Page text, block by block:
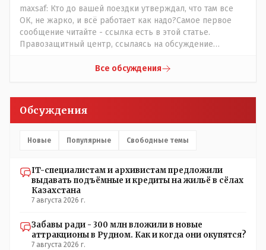
maxsaf: Кто до вашей поездки утверждал, что там все
ОК, не жарко, и всё работает как надо?Самое первое
сообщение читайте - ссылка есть в этой статье.
Правозащитный центр, ссылаясь на обсуждение
прислали ему в виде аудиосообщений, пишет, что
настоящему времени их установили только в
помещениях, предназначенных для административно-
установлены кондиционеры, питьевой и температурный
противоречие. Вы считаете иначе?
Все обсуждения
Обсуждения
Новые Популярные Свободные темы
IT-специалистам и архивистам предложили
выдавать подъёмные и кредиты на жильё в сёлах
Казахстана
7 августа 2026 г.
Забавы ради - 300 млн вложили в новые
аттракционы в Рудном. Как и когда они окупятся?
7 августа 2026 г.